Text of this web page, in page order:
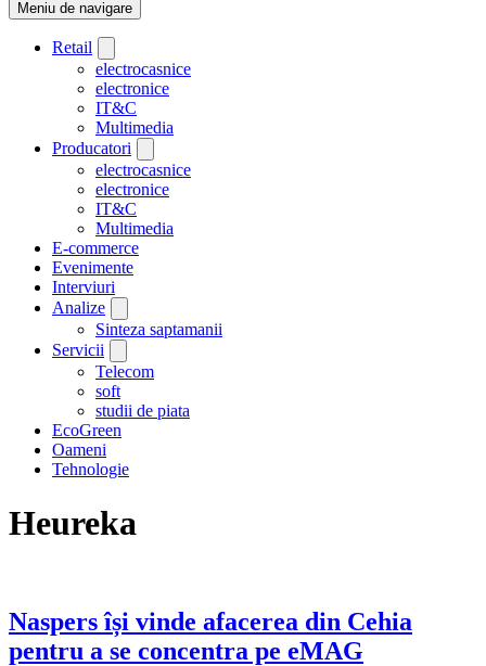
Meniu de navigare
Retail
electrocasnice
electronice
IT&C
Multimedia
Producatori
electrocasnice
electronice
IT&C
Multimedia
E-commerce
Evenimente
Interviuri
Analize
Sinteza saptamanii
Servicii
Telecom
soft
studii de piata
EcoGreen
Oameni
Tehnologie
Heureka
Naspers își vinde afacerea din Cehia
pentru a se concentra pe eMAG